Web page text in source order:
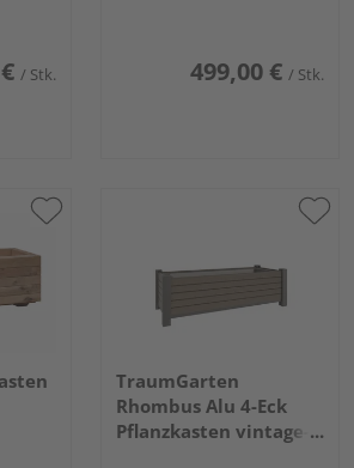
/ Stk. 499,00 € / Stk.
TraumGarten
Rhombus Alu 4-Eck
Pflanzkasten vintage-